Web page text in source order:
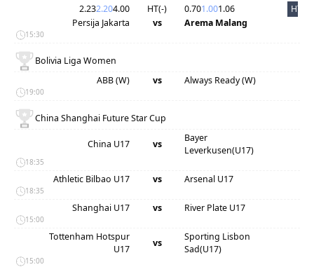
2.232.204.00 HT(-) 0.701.001.06
HT
Persija Jakarta
vs Arema Malang
15:30
Bolivia Liga Women
ABB (W)
vs Always Ready (W)
19:00
China Shanghai Future Star Cup
China U17 vs
Bayer
Leverkusen(U17)
18:35
Athletic Bilbao U17 vs Arsenal U17
18:35
Shanghai U17 vs River Plate U17
15:00
Tottenham Hotspur
U17
vs
Sporting Lisbon
Sad(U17)
15:00